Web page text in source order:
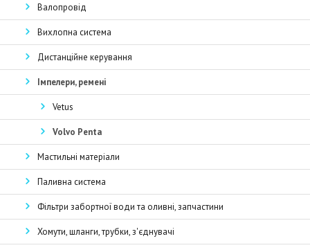
Валопровід
Вихлопна система
Дистанційне керування
Імпелери, ремені
Vetus
Volvo Penta
Мастильні матеріали
Паливна система
Фільтри забортної води та оливні, запчастини
Хомути, шланги, трубки, з'єднувачі